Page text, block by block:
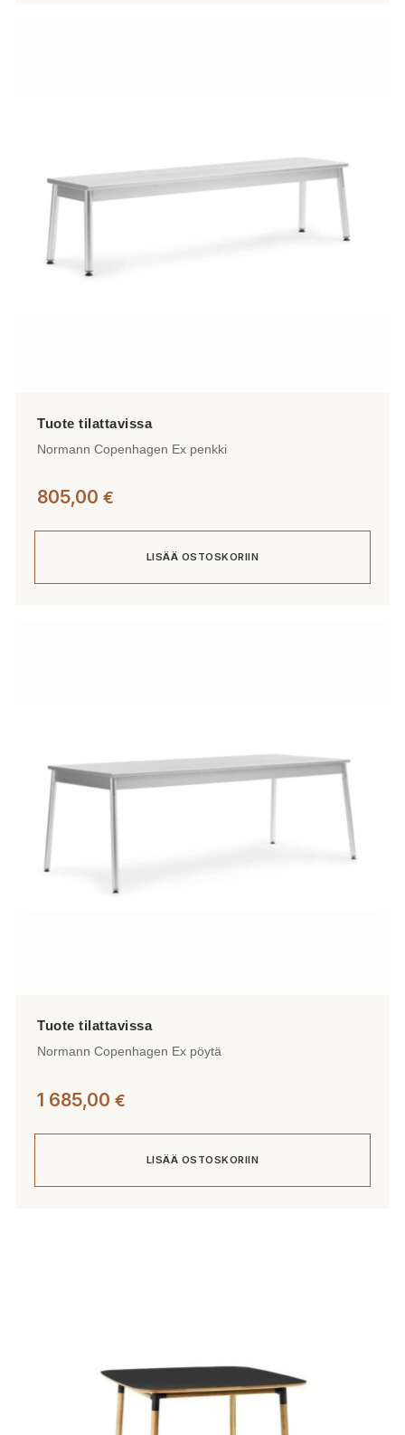
Normann Copenhagen Ex penkki
805,00 €
LISÄÄ OSTOSKORIIN
Normann Copenhagen Ex pöytä
1 685,00 €
LISÄÄ OSTOSKORIIN